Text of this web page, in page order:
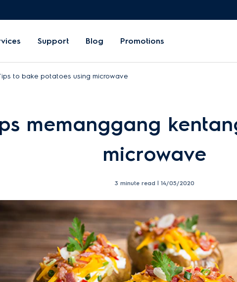
Support Blog Promotions
to bake potatoes using microwave
memanggang
microwave
3 minute read | 14/05/2020